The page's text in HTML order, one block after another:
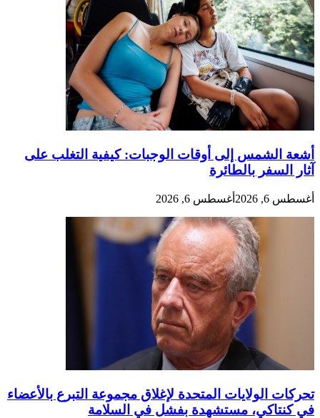
أشعة الشمس إلى أوقات الوجبات: كيفية التغلب على
آثار السفر بالطائرة
أغسطس 6, 2026 أغسطس 6, 2026
تحركات الولايات المتحدة لإغلاق مجموعة التبرع بالأعضاء
في كنتاكي، مستشهدة بفشل في السلامة